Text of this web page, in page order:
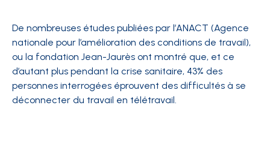
De nombreuses études publiées par l’ANACT (Agence
nationale pour l’amélioration des conditions de travail),
ou la fondation Jean-Jaurès ont montré que, et ce
d’autant plus pendant la crise sanitaire, 43% des
personnes interrogées éprouvent des difficultés à se
déconnecter du travail en télétravail.